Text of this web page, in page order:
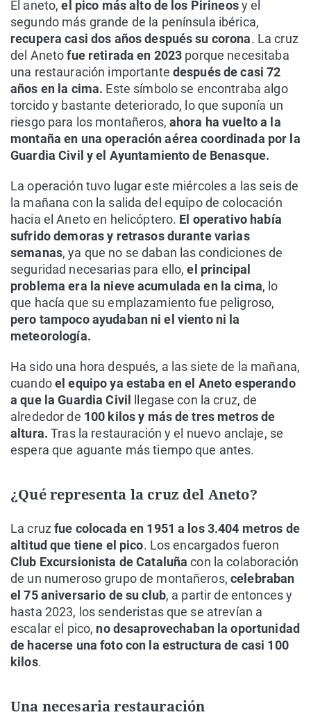
El aneto,el pico más alto de los Pirineosy el
segundo más grande de la península ibérica,
recupera casi dos años después su corona. La cruz
del Anetofue retirada en 2023 porque necesitaba
una restauración importante después de casi 72
años en la cima. Este símbolo se encontraba algo
torcido y bastante deteriorado, lo que suponía un
riesgo para los montañeros, ahora ha vuelto a la
montaña en una operación aérea coordinada por la
Guardia Civil y el Ayuntamiento de Benasque.
La operación tuvo lugar este miércoles a las seis de
la mañana con la salida del equipo de colocación
hacia el Aneto en helicóptero. El operativo había
sufrido demoras y retrasos durante varias
semanas, ya que no se daban las condiciones de
seguridad necesarias para ello,el principal
problema era la nieve acumulada en la cima, lo
que hacía que su emplazamiento fue peligroso,
pero tampoco ayudaban ni el viento ni la
meteorología.
Ha sido una hora después, a las siete de la mañana,
cuandoel equipo ya estaba en el Aneto esperando
a que la Guardia Civil
llegase con la cruz, de
alrededor de 100 kilos y más de tres metros de
altura. Tras la restauración y el nuevo anclaje, se
espera que aguante más tiempo que antes.
¿Qué representa la cruz del Aneto?
La cruzfue colocada en 1951 a los 3.404 metros de
altitud que tiene el pico. Los encargados fueron
Club Excursionista de Cataluña con la colaboración
de un numeroso grupo de montañeros,celebraban
el 75 aniversario de su club, a partir de entonces y
hasta 2023, los senderistas que se atrevían a
escalar el pico, no desaprovechaban la oportunidad
de hacerse una foto con la estructura de casi 100
kilos.
Una necesaria restauración